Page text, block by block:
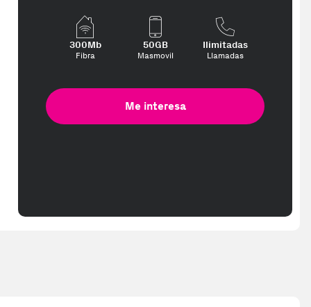
300Mb
Fibra
50GB
Masmovil
Ilimitadas
Llamadas
Me interesa